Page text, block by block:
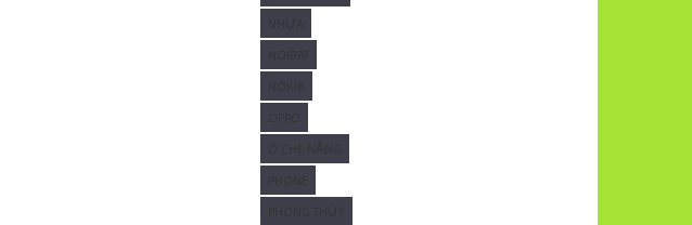
NHỰA
NOIBAT
NOKIA
PHONG THỦY